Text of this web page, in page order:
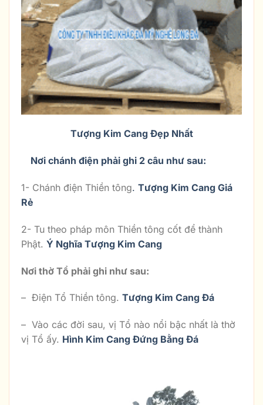
Tượng Kim Cang Đẹp Nhất
Nơi chánh điện phải ghi 2 câu như sau:
1- Chánh điện Thiền tông. Tượng Kim Cang Giá
Rẻ
2- Tu theo pháp môn Thiền tông cốt để thành
Phật. Ý Nghĩa Tượng Kim Cang
Nơi thờ Tổ phải ghi như sau:
– Điện Tổ Thiền tông. Tượng Kim Cang Đá
– Vào các đời sau, vị Tổ nào nổi bậc nhất là thờ
vị Tổ ấy. Hình Kim Cang Đứng Bằng Đá